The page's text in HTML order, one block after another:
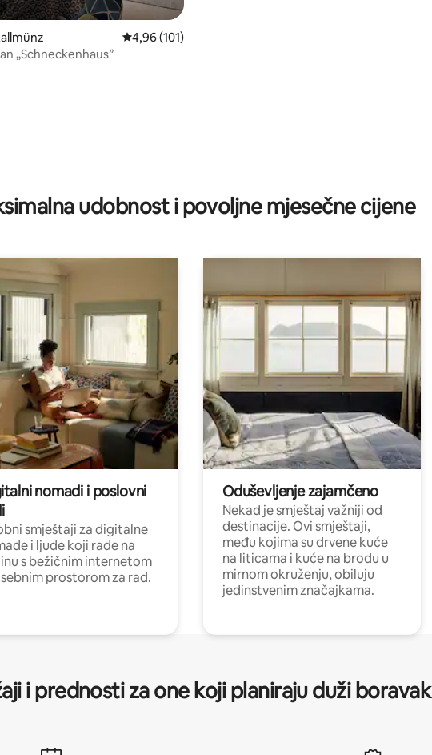
5, recenzija: 132
Prosječna ocjena: 4,96/5, recenzija: 101
4,96 (101)
„Schneckenhaus”
udobnost i povoljne mjesečne cijene
nomadi i poslovni
smještaji za digitalne
i ljude koji rade na
s bežičnim internetom
prostorom za rad.
Oduševljenje zajamčeno
Nekad je smještaj važniji od
destinacije. Ovi smještaji,
među kojima su drvene kuće
na liticama i kuće na brodu u
mirnom okruženju, obiluju
jedinstvenim značajkama.
i prednosti za one koji planiraju duži boravak